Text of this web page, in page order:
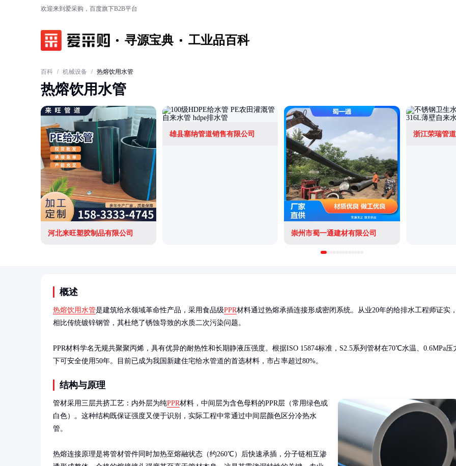
欢迎来到爱采购，百度旗下B2B平台
寻源宝典 工业品百科
百科 / 机械设备 / 热熔饮用水管
热熔饮用水管
河北来旺塑胶制品有限公司
雄县塞纳管道销售有限公司
崇州市蜀一通建材有限公司
浙江荣瑞管
概述
热熔饮用水管是建筑给水领域革命性产品，采用食品级PPR材料通过热熔承插连接形成密闭系统。从业20年的给排水工程师证实
相比传统镀锌钢管，其杜绝了锈蚀导致的水质二次污染问题。
PPR材料学名无规共聚聚丙烯，具有优异的耐热性和长期静液压强度。根据ISO 15874标准，S2.5系列管材在70℃水温、0.6MPa压
下可安全使用50年。目前已成为我国新建住宅给水管道的首选材料，市占率超过80%。
结构与原理
管材采用三层共挤工艺：内外层为纯PPR材料，中间层为含色母料的PPR层（常用绿色或
白色）。这种结构既保证强度又便于识别，实际工程中常通过中间层颜色区分冷热水
管。
热熔连接原理是将管材管件同时加热至熔融状态（约260℃）后快速承插，分子链相互渗